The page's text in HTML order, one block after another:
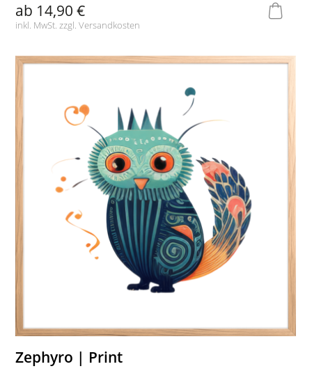
ab 14,90 €
inkl. MwSt. zzgl.Versandkosten
Zephyro | Print